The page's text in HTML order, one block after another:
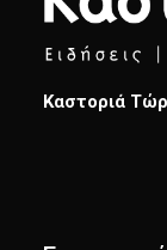
Καστοριά